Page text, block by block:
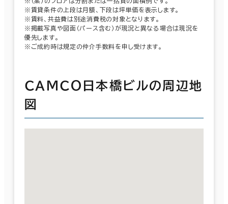
※賃貸条件の上段は月額、下段は坪単価を表示します。
※賃料、共益費は別途消費税の対象となります。
※掲載写真や図面（パース含む）が現況と異なる場合は現況を
優先します。
※ご成約時は規定の仲介手数料を申し受けます。
ＣＡＭＣＯ日本橋ビルの周辺地
図